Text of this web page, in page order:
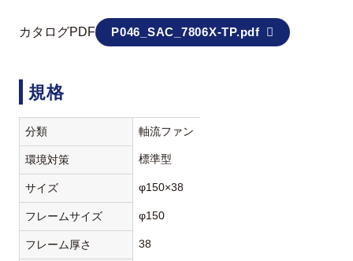
カタログPDF P046_SAC_7806X-TP.pdf
規格
分類 軸流ファン
環境対策 標準型
サイズ φ150×38
フレームサイズ φ150
フレーム厚さ 38